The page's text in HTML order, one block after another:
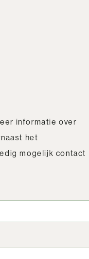
informatie over
het
mogelijk contact